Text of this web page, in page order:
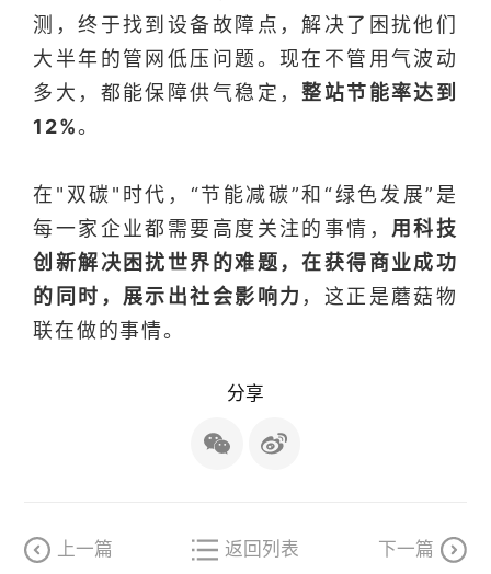
测，终于找到设备故障点，解决了困扰他们
大半年的管网低压问题。 现在不管用气波动
多大 ，都能保障供气稳定，整站节能率达到
12%。
在"双碳"时代，“节能减碳”和“绿色发展”是
每一家企业都需要高度关注的事情， 用科技
创新解决困扰世界的难题，在获得商业成功
的同时，展示出社会影响力 ，这正是蘑菇物
联在做的事情。
分享
上一篇 返回列表 下一篇